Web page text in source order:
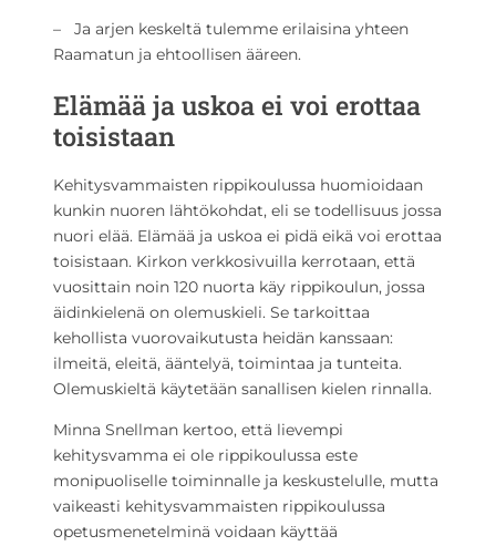
– Ja arjen keskeltä tulemme erilaisina yhteen
Raamatun ja ehtoollisen ääreen.
Elämää ja uskoa ei voi erottaa
toisistaan
Kehitysvammaisten rippikoulussa huomioidaan
kunkin nuoren lähtökohdat, eli se todellisuus jossa
nuori elää. Elämää ja uskoa ei pidä eikä voi erottaa
toisistaan. Kirkon verkkosivuilla kerrotaan, että
vuosittain noin 120 nuorta käy rippikoulun, jossa
äidinkielenä on olemuskieli. Se tarkoittaa
kehollista vuorovaikutusta heidän kanssaan:
ilmeitä, eleitä, ääntelyä, toimintaa ja tunteita.
Olemuskieltä käytetään sanallisen kielen rinnalla.
Minna Snellman kertoo, että lievempi
kehitysvamma ei ole rippikoulussa este
monipuoliselle toiminnalle ja keskustelulle, mutta
vaikeasti kehitysvammaisten rippikoulussa
opetusmenetelminä voidaan käyttää